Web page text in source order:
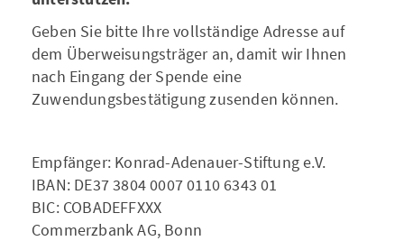
Geben Sie bitte Ihre vollständige Adresse auf
dem Überweisungsträger an, damit wir Ihnen
nach Eingang der Spende eine
Zuwendungsbestätigung zusenden können.
Empfänger: Konrad-Adenauer-Stiftung e.V.
IBAN: DE37 3804 0007 0110 6343 01
BIC: COBADEFFXXX
Commerzbank AG, Bonn